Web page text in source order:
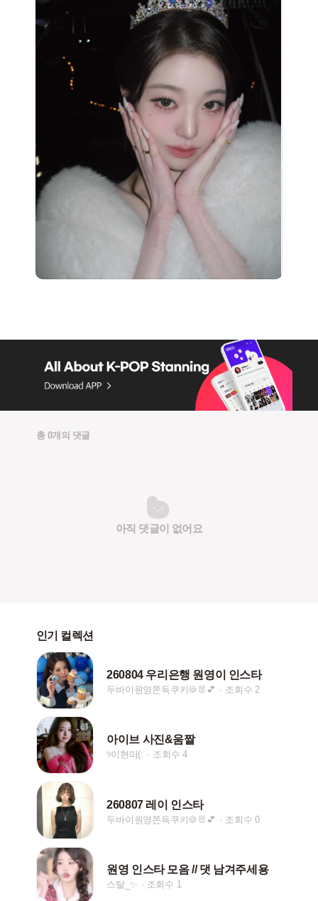
총 0개의 댓글
아직 댓글이 없어요
인기 컬렉션
260804 우리은행 원영이 인스타
두바이원영쫀득쿠키🍪🐰💕 조회수 2
아이브 사진&움짤
୨이현떠(: 조회수 4
260807 레이 인스타
두바이원영쫀득쿠키🍪🐰💕 조회수 0
원영 인스타 모음 // 댓 남겨주세용
스탈_✨ 조회수 1